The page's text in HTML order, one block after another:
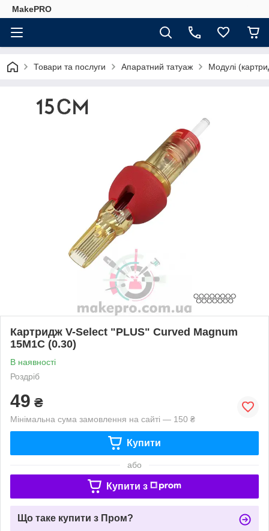
MakePRO
Товари та послуги Апаратний татуаж Модулі
Картридж V-Select "PLUS" Curved Magnum
15M1C (0.30)
В наявності
Роздріб
49 ₴
Мінімальна сума замовлення на сайті — 150 ₴
Купити
або
Купити з
Що таке купити з Пром?